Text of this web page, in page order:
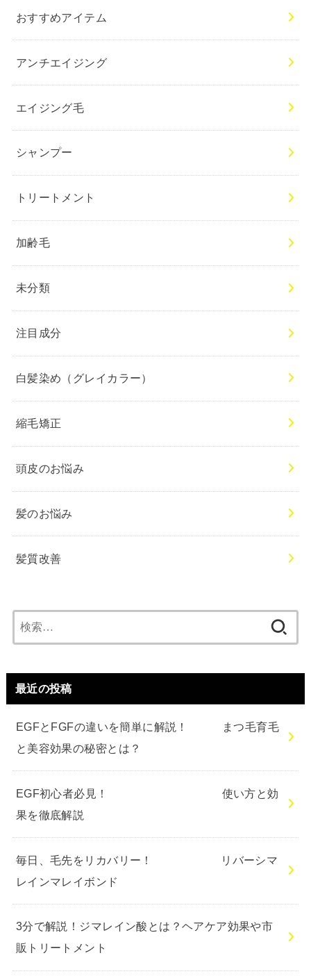
おすすめアイテム
アンチエイジング
エイジング毛
シャンプー
トリートメント
加齢毛
未分類
注目成分
白髪染め（グレイカラー）
縮毛矯正
頭皮のお悩み
髪のお悩み
髪質改善
索:
最近の投稿
EGFとFGFの違いを簡単に解説！ まつ毛育毛
と美容効果の秘密とは？
EGF初心者必見！ 使い方と効
果を徹底解説
毎日、毛先をリカバリー！ リバーシマ
レインマレイボンド
3分で解説！ジマレイン酸とは？ヘアケア効果や市
販トリートメント